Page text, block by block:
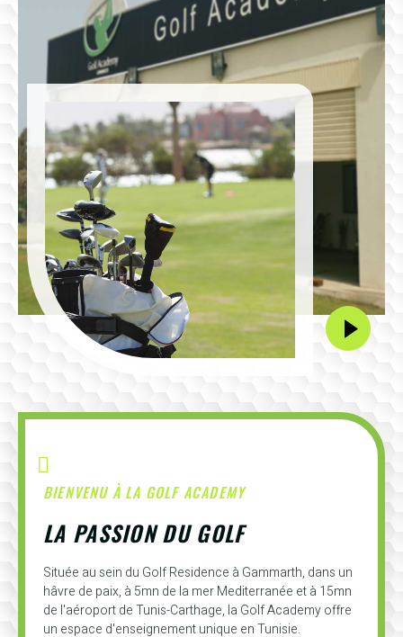
BIENVENU À LA GOLF ACADEMY
LA PASSION DU GOLF
Située au sein du Golf Residence à Gammarth, dans un
hâvre de paix, à 5mn de la mer Mediterranée et à 15mn
de l'aéroport de Tunis-Carthage, la Golf Academy offre
un espace d'enseignement unique en Tunisie.